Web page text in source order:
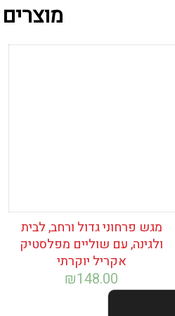
מגש פרחוני גדול ורחב, לבית
ולגינה, עם שוליים מפלסטיק
אקריל יוקרתי
₪148.00